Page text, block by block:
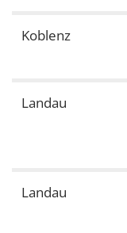
Koblenz
Landau
Landau